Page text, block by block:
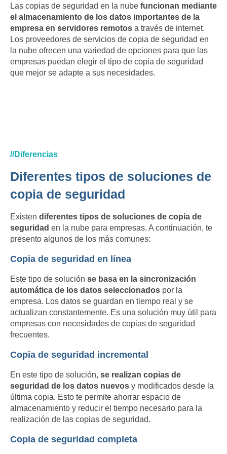
Las copias de seguridad en la nube funcionan mediante
el almacenamiento de los datos importantes de la
empresa en servidores remotos a través de internet.
Los proveedores de servicios de copia de seguridad en
la nube ofrecen una variedad de opciones para que las
empresas puedan elegir el tipo de copia de seguridad
que mejor se adapte a sus necesidades.
//Diferencias
Diferentes tipos de soluciones de
copia de seguridad
Existen diferentes tipos de soluciones de copia de
seguridad en la nube para empresas. A continuación, te
presento algunos de los más comunes:
Copia de seguridad en línea
Este tipo de solución se basa en la sincronización
automática de los datos seleccionados por la
empresa. Los datos se guardan en tiempo real y se
actualizan constantemente. Es una solución muy útil para
empresas con necesidades de copias de seguridad
frecuentes.
Copia de seguridad incremental
En este tipo de solución, se realizan copias de
seguridad de los datos nuevos y modificados desde la
última copia. Esto te permite ahorrar espacio de
almacenamiento y reducir el tiempo necesario para la
realización de las copias de seguridad.
Copia de seguridad completa